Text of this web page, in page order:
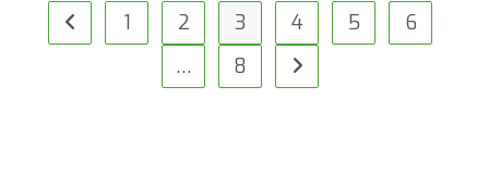
Idi na prijašnju stranicu
1 2 3 4 5
6
…
8 Idi na slijedeću stranicu